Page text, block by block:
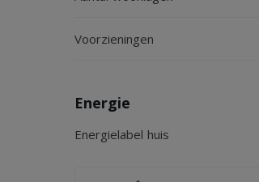
Voorzieningen
Energie
Energielabel huis